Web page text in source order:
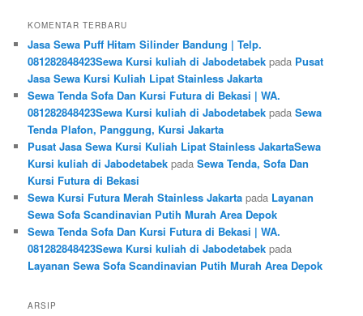
KOMENTAR TERBARU
Jasa Sewa Puff Hitam Silinder Bandung | Telp.
081282848423Sewa Kursi kuliah di Jabodetabek pada Pusat
Jasa Sewa Kursi Kuliah Lipat Stainless Jakarta
Sewa Tenda Sofa Dan Kursi Futura di Bekasi | WA.
081282848423Sewa Kursi kuliah di Jabodetabek padaSewa
Tenda Plafon, Panggung, Kursi Jakarta
Pusat Jasa Sewa Kursi Kuliah Lipat Stainless JakartaSewa
Kursi kuliah di Jabodetabek padaSewa Tenda, Sofa Dan
Kursi Futura di Bekasi
Sewa Kursi Futura Merah Stainless Jakarta pada Layanan
Sewa Sofa Scandinavian Putih Murah Area Depok
Sewa Tenda Sofa Dan Kursi Futura di Bekasi | WA.
081282848423Sewa Kursi kuliah di Jabodetabek pada
Layanan Sewa Sofa Scandinavian Putih Murah Area Depok
ARSIP